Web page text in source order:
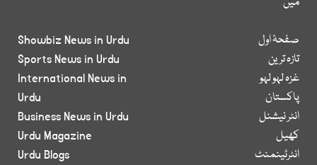
صفحۂ اول
تازہ ترین
غزہ لہو لہو
پاکستان
انٹر نیشنل
کھیل
انٹرٹینمنٹ
Showbiz News in Urdu
Sports News in Urdu
International News in
Urdu
Business News in Urdu
Urdu Magazine
Urdu Blogs